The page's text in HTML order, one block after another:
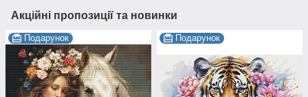
Акційні пропозиції та новинки
Подарунок Подарунок